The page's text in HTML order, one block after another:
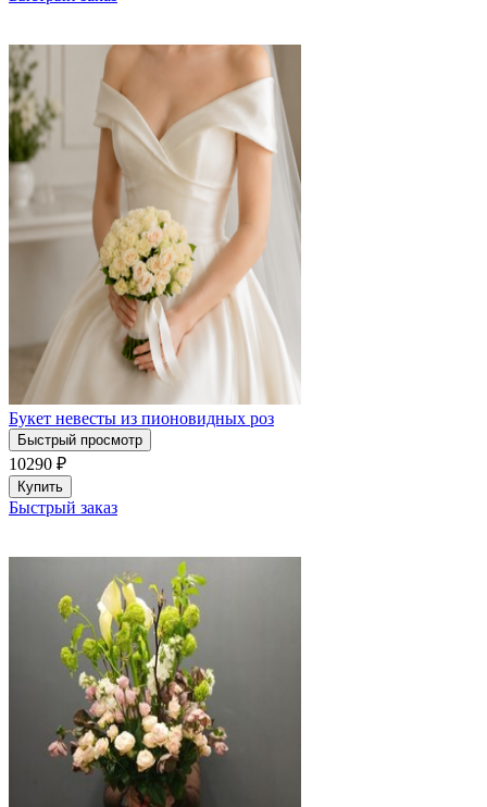
Букет невесты из пионовидных роз
Быстрый просмотр
10290 ₽
Купить
Быстрый заказ